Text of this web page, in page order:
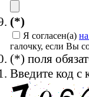
(*)
Я согласен(а)
галочку, если Вы
(*) поля
Введите код с